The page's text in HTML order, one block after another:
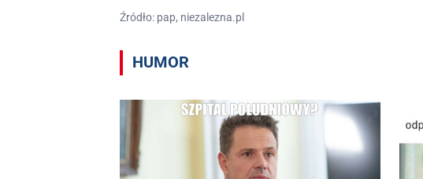
Źródło: pap, niezalezna.pl
HUMOR